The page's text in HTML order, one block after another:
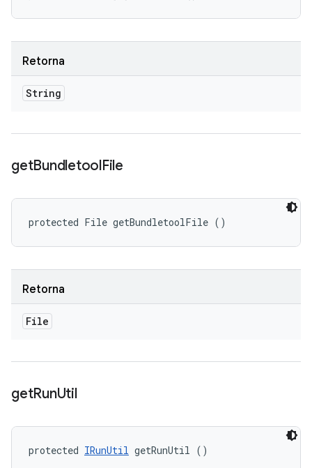
Retorna
String
getBundletoolFile
protected File getBundletoolFile ()
Retorna
File
getRunUtil
protected IRunUtil getRunUtil ()